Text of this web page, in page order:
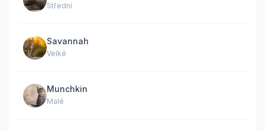
Střední
Savannah
Velké
Munchkin
Malé